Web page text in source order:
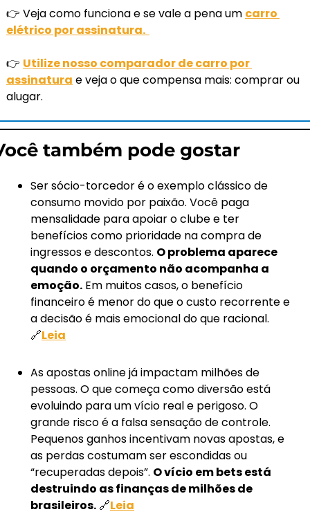
👉 Veja como funciona e se vale a pena um carro
elétrico por assinatura.
👉 Utilize nosso comparador de carro por
assinatura e veja o que compensa mais: comprar ou
alugar.
também pode gostar
Ser sócio-torcedor é o exemplo clássico de
consumo movido por paixão. Você paga
mensalidade para apoiar o clube e ter
benefícios como prioridade na compra de
ingressos e descontos. O problema aparece
quando o orçamento não acompanha a
emoção. Em muitos casos, o benefício
financeiro é menor do que o custo recorrente e
🔗Leia
As apostas online já impactam milhões de
pessoas. O que começa como diversão está
evoluindo para um vício real e perigoso. O
grande risco é a falsa sensação de controle.
Pequenos ganhos incentivam novas apostas, e
as perdas costumam ser escondidas ou
“recuperadas depois”. O vício em bets está
destruindo as finanças de milhões de
brasileiros. 🔗Leia